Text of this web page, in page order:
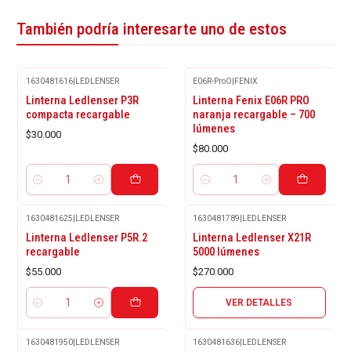
También podría interesarte uno de estos
1630481616|LEDLENSER
Linterna Ledlenser P3R
compacta recargable
$30.000
Cantidad
E06R-ProO|FENIX
Linterna Fenix E06R PRO
naranja recargable – 700
lúmenes
$80.000
Cantidad
1630481625 LEDLENSER
Linterna Ledlenser P5R.2
recargable
$55.000
Cantidad
1630481789 LEDLENSER
Linterna Ledlenser X21R
5000 lúmenes
$270.000
VER DETALLES
1630481950|LEDLENSER 1630481636|LEDLENSER